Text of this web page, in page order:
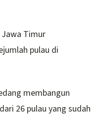
Jawa Timur
pulau di
membangun
26 pulau yang sudah